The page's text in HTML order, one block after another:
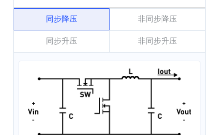
同步降压 非同步降压
同步升压 非同步升压